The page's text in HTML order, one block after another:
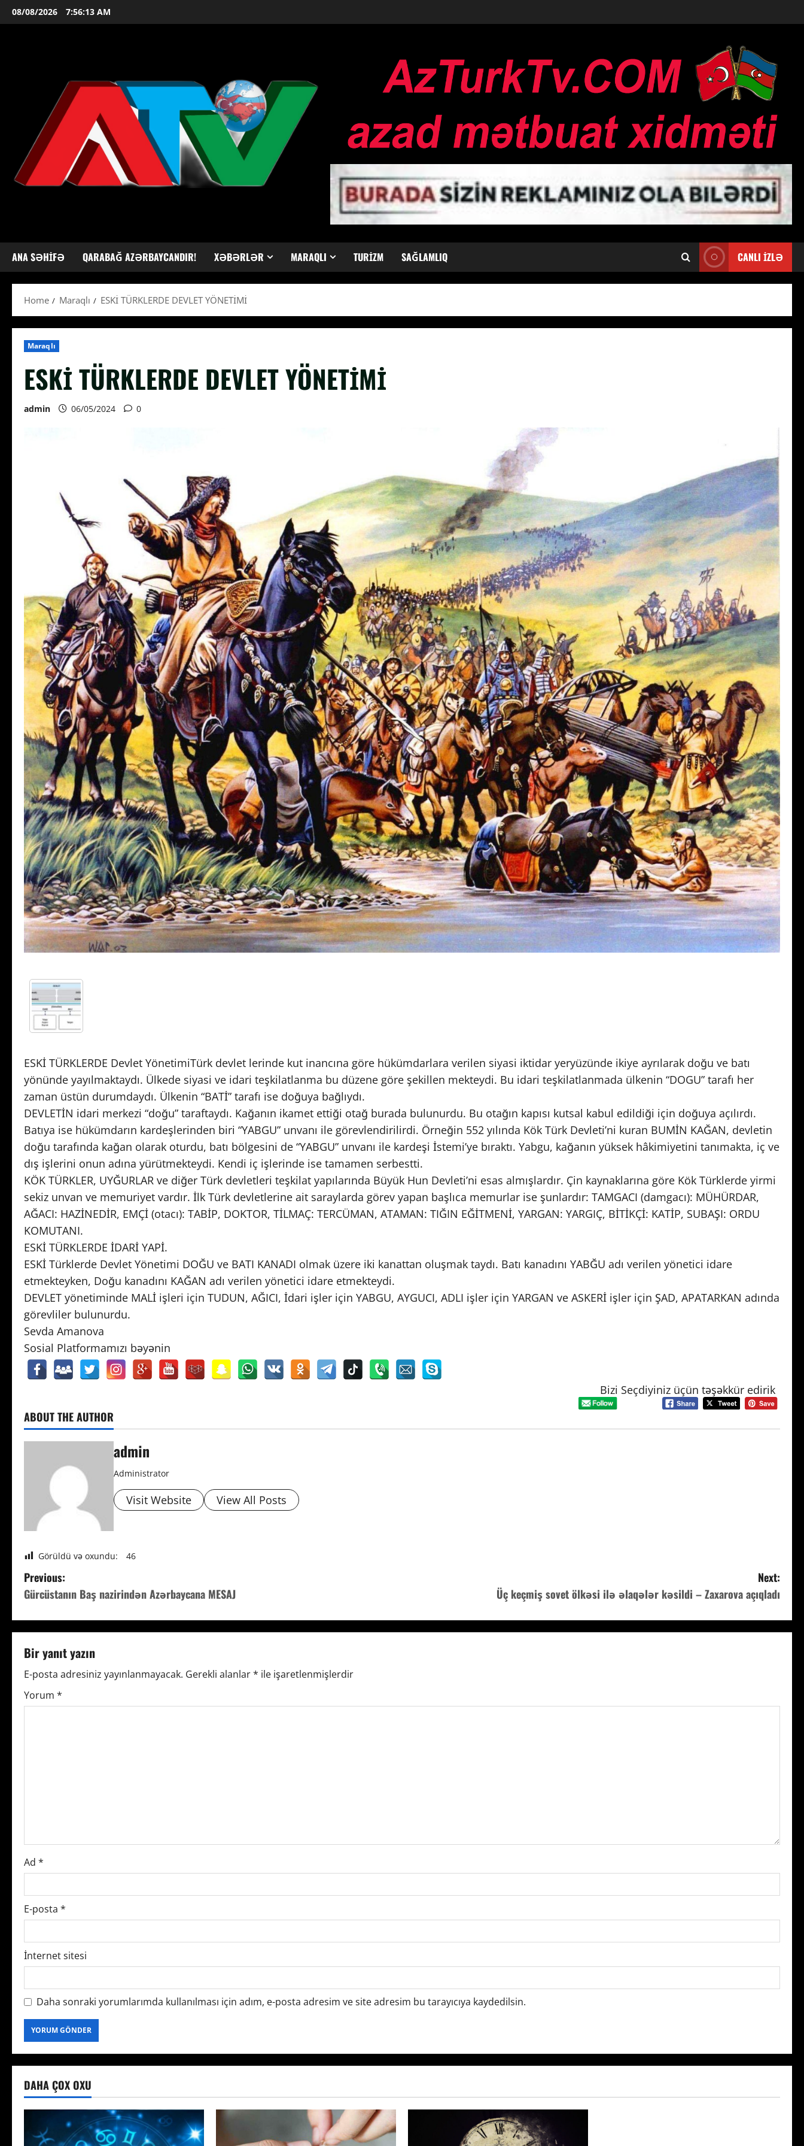
Skip
to
08/08/2026 7:56:15 AM
ANA SƏHIFƏ QARABAĞ AZƏRBAYCANDIR! XƏBƏRLƏR MARAQLI TURIZM SAĞLAMLIQ CANLI İZLƏ
Home Maraqlı ESKİ TÜRKLERDE DEVLET YÖNETİMİ
Maraqlı
ESKİ TÜRKLERDE DEVLET YÖNETİMİ
admin 06/05/2024 0
ESKİ TÜRKLERDE Devlet YönetimiTürk devlet lerinde kut inancına göre hükümdarlara verilen siyasi iktidar yeryüzünde ikiye ayrılarak doğu ve batı
yönünde yayılmaktaydı. Ülkede siyasi ve idari teşkilatlanma bu düzene göre şekillen mekteydi. Bu idari teşkilatlanmada ülkenin “DOGU” tarafı her
zaman üstün durumdaydı. Ülkenin “BATİ” tarafı ise doğuya bağlıydı.
DEVLETİN idari merkezi “doğu” taraftaydı. Kağanın ikamet ettiği otağ burada bulunurdu. Bu otağın kapısı kutsal kabul edildiği için doğuya açılırdı.
Batıya ise hükümdarın kardeşlerinden biri “YABGU” unvanı ile görevlendirilirdi. Örneğin 552 yılında Kök Türk Devleti’ni kuran BUMİN KAĞAN, devletin
doğu tarafında kağan olarak oturdu, batı bölgesini de “YABGU” unvanı ile kardeşi İstemi’ye bıraktı. Yabgu, kağanın yüksek hâkimiyetini tanımakta, iç ve
dış işlerini onun adına yürütmekteydi. Kendi iç işlerinde ise tamamen serbestti.
KÖK TÜRKLER, UYĞURLAR ve diğer Türk devletleri teşkilat yapılarında Büyük Hun Devleti’ni esas almışlardır. Çin kaynaklarına göre Kök Türklerde yirmi
sekiz unvan ve memuriyet vardır. İlk Türk devletlerine ait saraylarda görev yapan başlıca memurlar ise şunlardır: TAMGACI (damgacı): MÜHÜRDAR,
AĞACI: HAZİNEDİR, EMÇİ (otacı): TABİP, DOKTOR, TİLMAÇ: TERCÜMAN, ATAMAN: TIĞIN EĞİTMENİ, YARGAN: YARGIÇ, BİTİKÇİ: KATİP, SUBAŞI: ORDU
KOMUTANI.
ESKİ TÜRKLERDE İDARİ YAPİ.
ESKİ Türklerde Devlet Yönetimi DOĞU ve BATI KANADI olmak üzere iki kanattan oluşmak taydı. Batı kanadını YABĞU adı verilen yönetici idare
etmekteyken, Doğu kanadını KAĞAN adı verilen yönetici idare etmekteydi.
DEVLET yönetiminde MALİ işleri için TUDUN, AĞICI, İdari işler için YABGU, AYGUCI, ADLI işler için YARGAN ve ASKERİ işler için ŞAD, APATARKAN adında
görevliler bulunurdu.
Sevda Amanova
Sosial Platformamızı bəyənin
Bizi Seçdiyiniz üçün təşəkkür edirik
ABOUT THE AUTHOR
admin
Administrator
Visit Website View All Posts
Görüldü və oxundu: 46
P
o
s
t
n
a
i
o
n
Previous:
Gürcüstanın Baş nazirindən Azərbaycana MESAJ
Next:
Üç keçmiş sovet ölkəsi ilə əlaqələr kəsildi – Zaxarova açıqladı
Bir yanıt yazın
E-posta adresiniz yayınlanmayacak. Gerekli alanlar* ile işaretlenmişlerdir
Yorum *
Ad *
E-posta *
İnternet sitesi
Daha sonraki yorumlarımda kullanılması için adım, e-posta adresim ve site adresim bu tarayıcıya kaydedilsin.
DAHA ÇOX OXU